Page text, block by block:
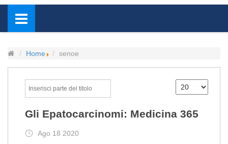
Home senoe
Gli Epatocarcinomi: Medicina 365
Ago 18 2020